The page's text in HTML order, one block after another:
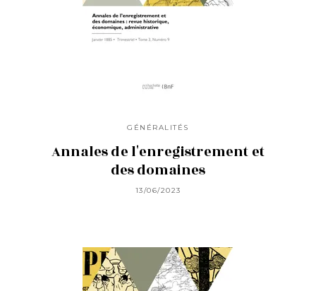
GÉNÉRALITÉS
Annales de l'enregistrement et
des domaines
13/06/2023